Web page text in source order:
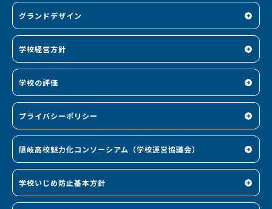
グランドデザイン
学校経営方針
学校の評価
プライバシーポリシー
隠岐高校魅力化コンソーシアム（学校運営協議会）
学校いじめ防止基本方針